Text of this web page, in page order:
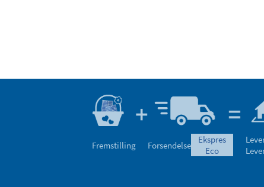
Fremstilling Forsendelse
ekspres
eco